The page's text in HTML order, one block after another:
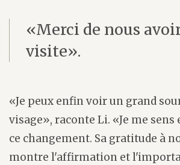
«Merci de nous
visite».
«Je peux enfin voir un grand
visage», raconte Li. «Je me sens
ce changement. Sa gratitude à
montre l'affirmation et